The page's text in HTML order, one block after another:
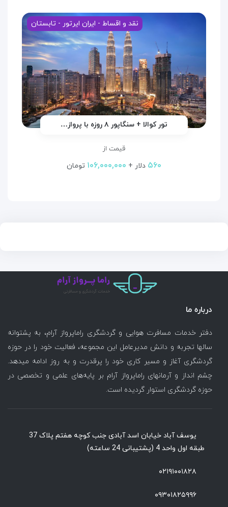
نقد و اقساط - ایران ایرتور - تابستان
تور کوالا + سنگاپور ۸ روزه با پرواز…
قیمت از
۵۶۰ دلار + ۱۰۶,۰۰۰,۰۰۰ تومان
درباره ما
دفتر خدمات مسافرت هوایی و گردشگری راماپرواز آرام، به پشتوانه
سالها تجربه و دانش مدیرعامل این مجموعه، فعالیت خود را در حوزه
گردشگری آغاز و مسیر کاری خود را پرقدرت و به روز ادامه میدهد.
چشم انداز و آرمانهای راماپرواز آرام بر پایه‌های علمی و تخصصی در
حوزه گردشگری استوار گردیده است.
یوسف آباد خیابان اسد آبادی جنب کوچه هفتم پلاک 37
طبقه اول واحد 4 (پشتیبانی 24 ساعته)
۰۲۱۹۱۰۰۱۸۲۸
۰۹۳۰۱۸۲۵۹۹۶